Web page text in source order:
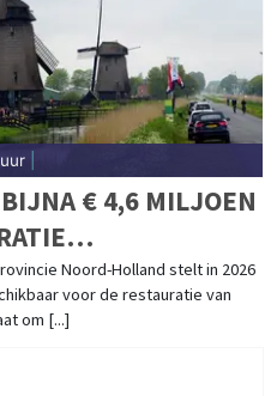
€ 4,6 MILJOEN
Noord-Holland stelt in 2026
voor de restauratie van
om [...]